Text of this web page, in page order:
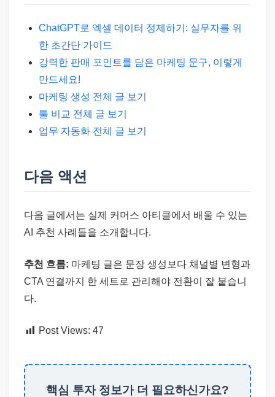
ChatGPT로 엑셀 데이터 정제하기: 실무자를 위
한 초간단 가이드
강력한 판매 포인트를 담은 마케팅 문구, 이렇게
만드세요!
마케팅 생성 전체 글 보기
툴 비교 전체 글 보기
업무 자동화 전체 글 보기
다음 액션
다음 글에서는 실제 커머스 아티클에서 배울 수 있는
AI 추천 사례들을 소개합니다.
추천 흐름: 마케팅 글은 문장 생성보다 채널별 변형과
CTA 연결까지 한 세트로 관리해야 전환이 잘 붙습니
다.
Post Views: 47
핵심 투자 정보가 더 필요하신가요?